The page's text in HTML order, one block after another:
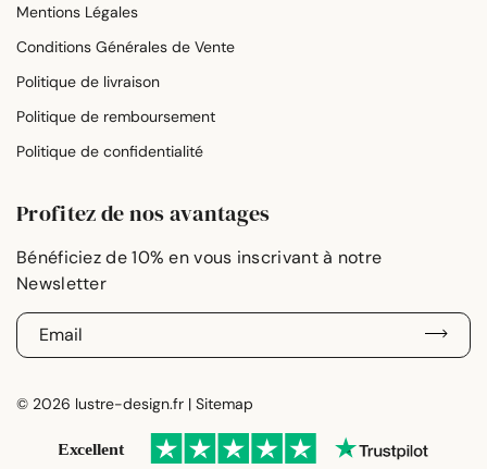
Mentions Légales
Conditions Générales de Vente
Politique de livraison
Politique de remboursement
Politique de confidentialité
Profitez de nos avantages
E
-
a
© 2026 lustre-design.fr | Sitemap